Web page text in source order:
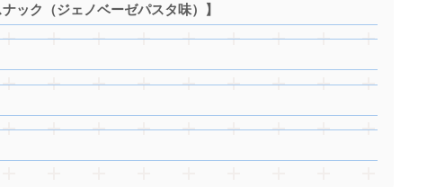
ック（ジェノベーゼパスタ味）】